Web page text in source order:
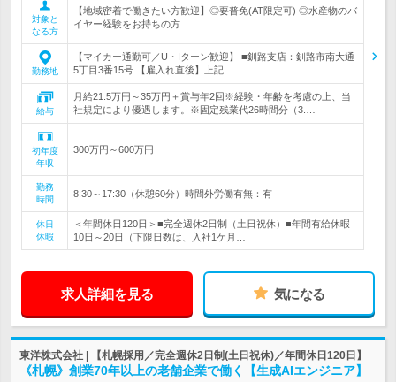
対象と
なる方
【地域密着で働きたい方歓迎】◎要普免(AT限定可) ◎水産物のバ
イヤー経験をお持ちの方
勤務地
【マイカー通勤可／U・Iターン歓迎】 ■釧路支店：釧路市南大通
5丁目3番15号 【雇入れ直後】上記…
給与
月給21.5万円～35万円＋賞与年2回※経験・年齢を考慮の上、当
社規定により優遇します。※固定残業代26時間分（3.…
初年度
年収
300万円～600万円
勤務
時間
8:30～17:30（休憩60分）時間外労働有無：有
休日
休暇
＜年間休日120日＞■完全週休2日制（土日祝休）■年間有給休暇
10日～20日（下限日数は、入社1ケ月…
求人詳細を見る 気になる
東洋株式会社 | 【札幌採用／完全週休2日制(土日祝休)／年間休日120日】
《札幌》創業70年以上の老舗企業で働く【生成AIエンジニア】